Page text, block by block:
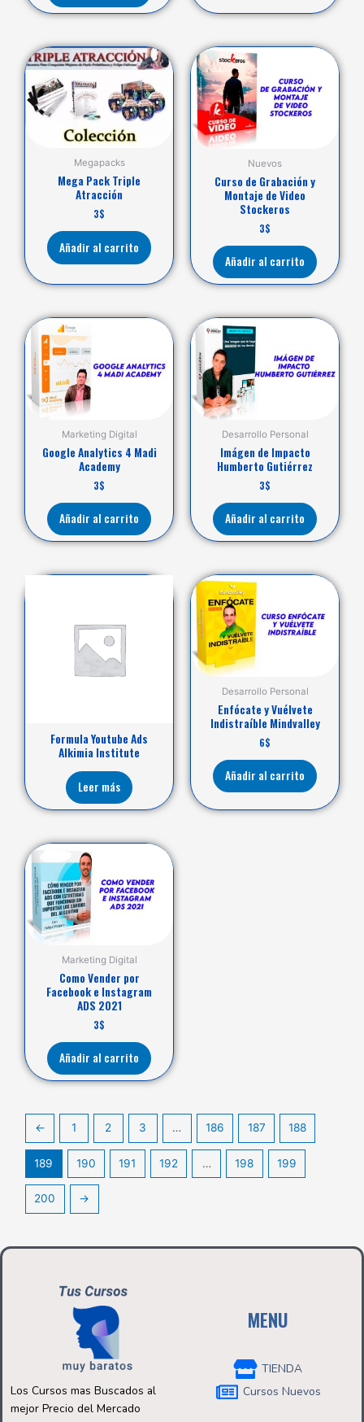
Megapacks
Mega Pack Triple
Atracción
3$
Añadir al carrito
Nuevos
Curso de Grabación y
Montaje de Video
Stockeros
3$
Añadir al carrito
Marketing Digital
Google Analytics 4 Madi
Academy
3$
Añadir al carrito
Desarrollo Personal
Imágen de Impacto
Humberto Gutiérrez
3$
Añadir al carrito
Formula Youtube Ads
Alkimia Institute
Leer más
Desarrollo Personal
Enfócate y Vuélvete
Indistraíble Mindvalley
6$
Añadir al carrito
Marketing Digital
Como Vender por
Facebook e Instagram
ADS 2021
3$
Añadir al carrito
← 1 2 3 … 186 187 188
189 190 191 192 … 198 199
200 →
Los Cursos mas Buscados al
mejor Precio del Mercado
MENU
TIENDA
Cursos Nuevos